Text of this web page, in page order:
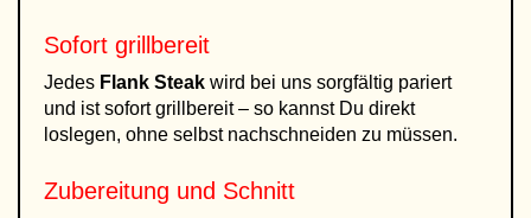
Sofort grillbereit
Jedes Flank Steak wird bei uns sorgfältig pariert
und ist sofort grillbereit – so kannst Du direkt
loslegen, ohne selbst nachschneiden zu müssen.
Zubereitung und Schnitt